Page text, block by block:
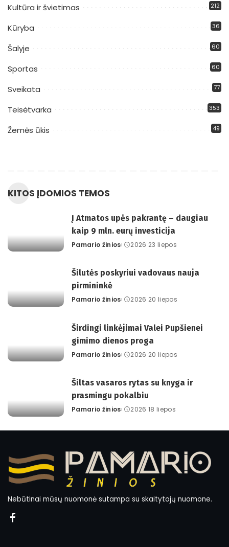
Kultūra ir švietimas 212
Kūryba 36
Šalyje 60
Sportas 60
Sveikata 77
Teisėtvarka 353
Žemės ūkis 49
KITOS ĮDOMIOS TEMOS
Į Atmatos upės pakrantę – daugiau
kaip 9 mln. eurų investicija
Posted
Pamario žinios 2026 23 liepos
Šilutės poskyriui vadovaus nauja
pirmininkė
Posted
Pamario žinios 2026 20 liepos
Širdingi linkėjimai Valei Pupšienei
gimimo dienos proga
Posted
Pamario žinios 2026 20 liepos
Šiltas vasaros rytas su knyga ir
prasmingu pokalbiu
Posted
Pamario žinios 2026 18 liepos
Nebūtinai mūsų nuomonė sutampa su skaitytojų nuomone.